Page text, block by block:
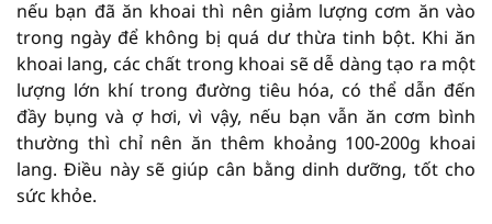
nếu bạn đã ăn khoai thì nên giảm lượng cơm ăn vào
trong ngày để không bị quá dư thừa tinh bột. Khi ăn
khoai lang, các chất trong khoai sẽ dễ dàng tạo ra một
lượng lớn khí trong đường tiêu hóa, có thể dẫn đến
đầy bụng và ợ hơi, vì vậy, nếu bạn vẫn ăn cơm bình
thường thì chỉ nên ăn thêm khoảng 100-200g khoai
lang. Điều này sẽ giúp cân bằng dinh dưỡng, tốt cho
sức khỏe.